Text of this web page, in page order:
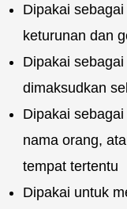
Dipakai
keturunan dan
Dipakai
dimaksudkan
Dipakai
nama orang,
tempat tertentu
Dipakai untuk